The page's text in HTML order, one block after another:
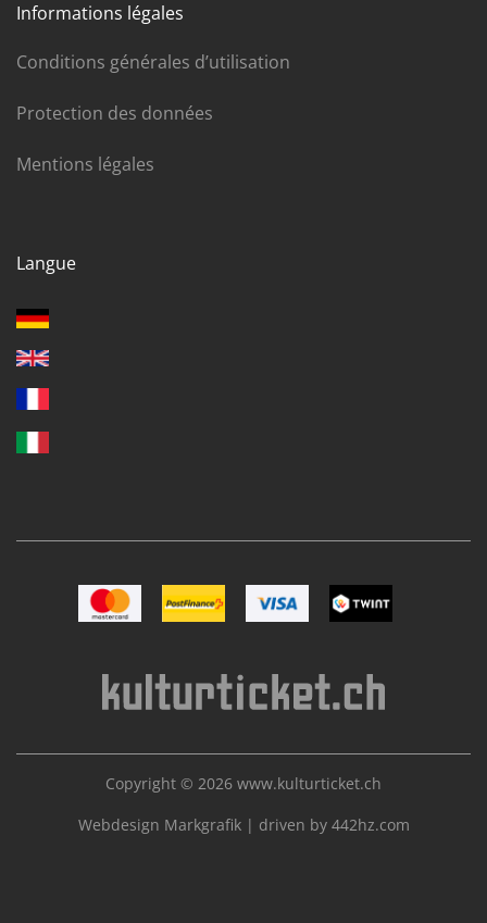
Informations légales
Conditions générales d’utilisation
Protection des données
Mentions légales
Langue
Image MastercardImage Postfinance
Image VISAImage TWINT
Copyright © 2026 www.kulturticket.ch
Webdesign Markgrafik | driven by 442hz.com